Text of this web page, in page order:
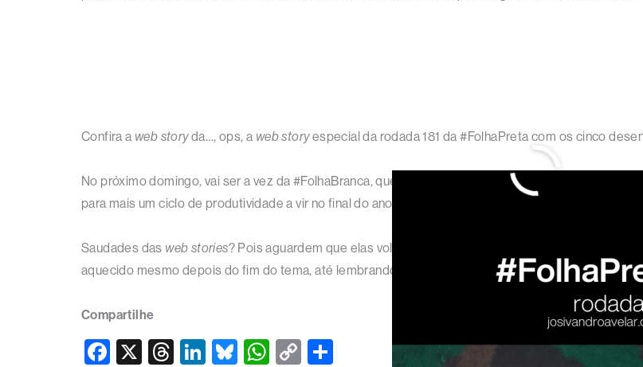
Confira a web storyda…, ops, a web storyespecial da rodada 181 da #FolhaPreta com os cinco
No próximo domingo, vai ser a vez da #FolhaBranca, que diferente das demais cores que tem
para mais um ciclo de produtividade a vir no final do ano.
Saudades das web stories? Pois aguardem que elas voltarão com tudo em mais uma semana
aquecido mesmo depois do fim do tema, até lembrando que amanhã tem #TrendTalks.
Compartilhe
F
X
T
Li
Bl
W
C